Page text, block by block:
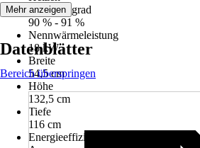
Wirkungsgrad
90 % - 91 %
Nennwärmeleistung
18 kW
Breite
54,5 cm
Höhe
132,5 cm
Tiefe
116 cm
Energieeffizienzklasse
Mehr anzeigen
Datenblätter
Bereich überspringen